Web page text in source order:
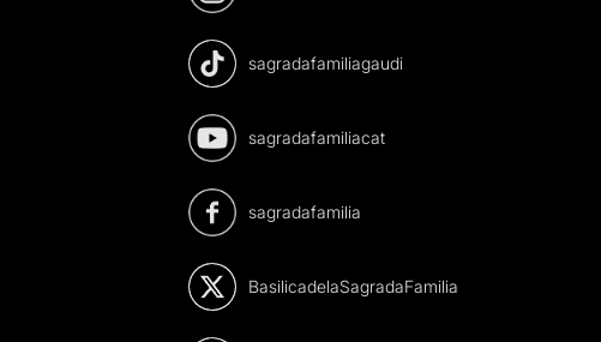
sagradafamiliagaudi
sagradafamiliacat
sagradafamilia
BasilicadelaSagradaFamilia